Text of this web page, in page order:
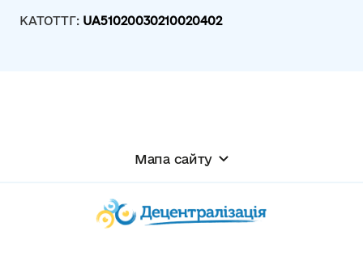
КАТОТТГ: UA51020030210020402
Мапа сайту